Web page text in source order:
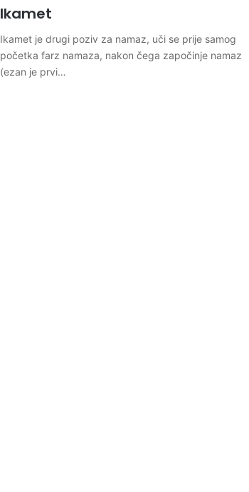
Ikamet
Ikamet je drugi poziv za namaz, uči se prije samog
početka farz namaza, nakon čega započinje namaz
(ezan je prvi…